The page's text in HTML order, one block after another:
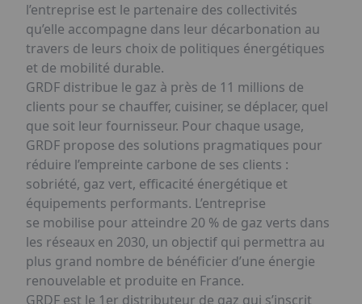
l’entreprise est le partenaire des collectivités
qu’elle accompagne dans leur décarbonation au
travers de leurs choix de politiques énergétiques
et de mobilité durable.
GRDF distribue le gaz à près de 11 millions de
clients pour se chauffer, cuisiner, se déplacer, quel
que soit leur fournisseur. Pour chaque usage,
GRDF propose des solutions pragmatiques pour
réduire l’empreinte carbone de ses clients :
sobriété, gaz vert, efficacité énergétique et
équipements performants. L’entreprise
se mobilise pour atteindre 20 % de gaz verts dans
les réseaux en 2030, un objectif qui permettra au
plus grand nombre de bénéficier d’une énergie
renouvelable et produite en France.
GRDF est le 1er distributeur de gaz qui s’inscrit